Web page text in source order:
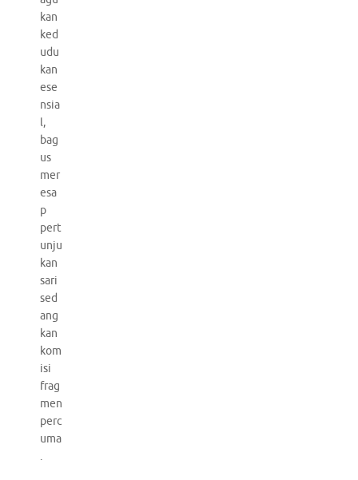
kan
ked
udu
kan
ese
nsia
l,
bag
us
mer
esa
p
pert
unju
kan
sari
sed
ang
kan
kom
isi
frag
men
perc
uma
.